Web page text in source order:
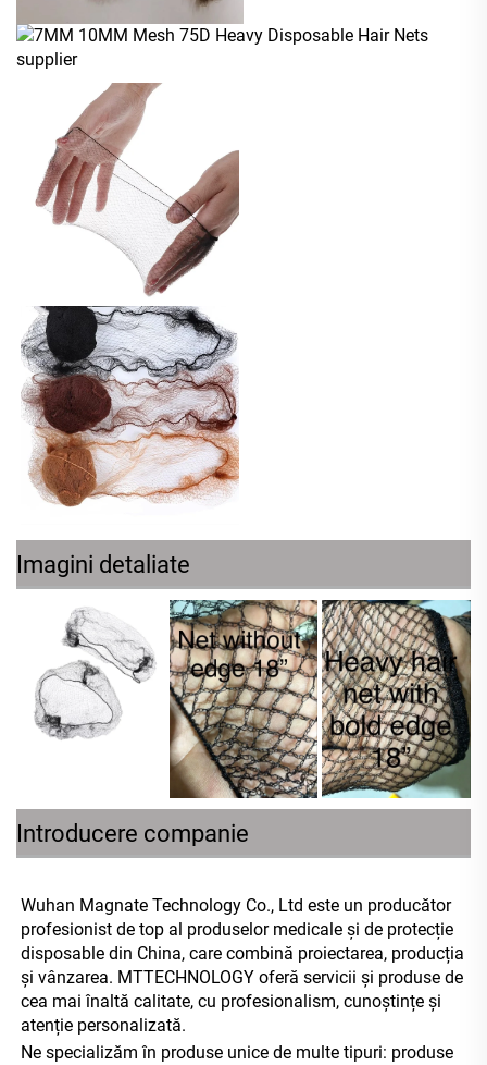
Imagini detaliate
Introducere companie
Wuhan Magnate Technology Co., Ltd este un producător
profesionist de top al produselor medicale și de protecție
disposable din China, care combină proiectarea, producția
și vânzarea. MTTECHNOLOGY oferă servicii și produse de
cea mai înaltă calitate, cu profesionalism, cunoștințe și
atenție personalizată.
Ne specializăm în produse unice de multe tipuri: produse